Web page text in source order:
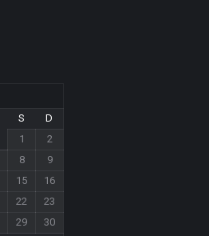
S
D
1
2
8
9
15
16
22
23
29
30